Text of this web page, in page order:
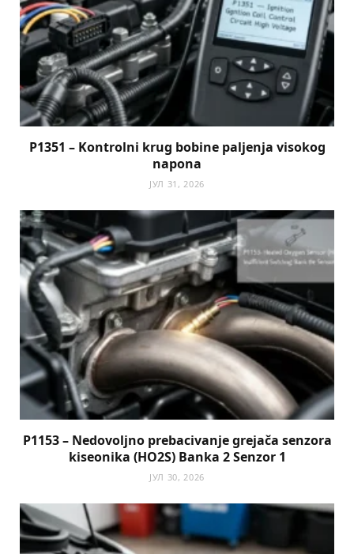
P1351 – Kontrolni krug bobine paljenja visokog
napona
ЈУЛ 31, 2026
P1153 – Nedovoljno prebacivanje grejača senzora
kiseonika (HO2S) Banka 2 Senzor 1
ЈУЛ 30, 2026